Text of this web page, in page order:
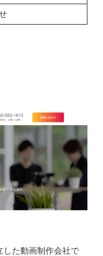
した動画制作会社で